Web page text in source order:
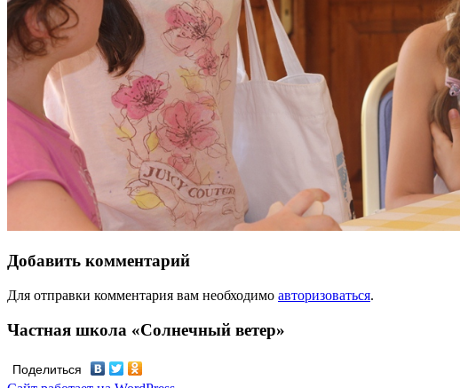
Добавить комментарий
Для отправки комментария вам необходимо авторизоваться.
Частная школа «Солнечный ветер»
Поделиться